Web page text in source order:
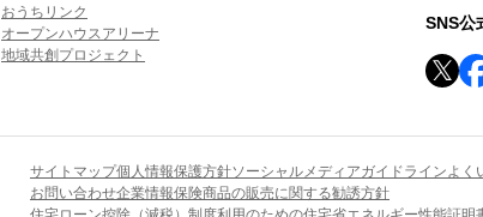
おうちリンク
オープンハウスアリーナ
地域共創プロジェクト
SNS公
サイトマップ個人情報保護方針ソーシャルメディアガイドラインよく
お問い合わせ企業情報保険商品の販売に関する勧誘方針